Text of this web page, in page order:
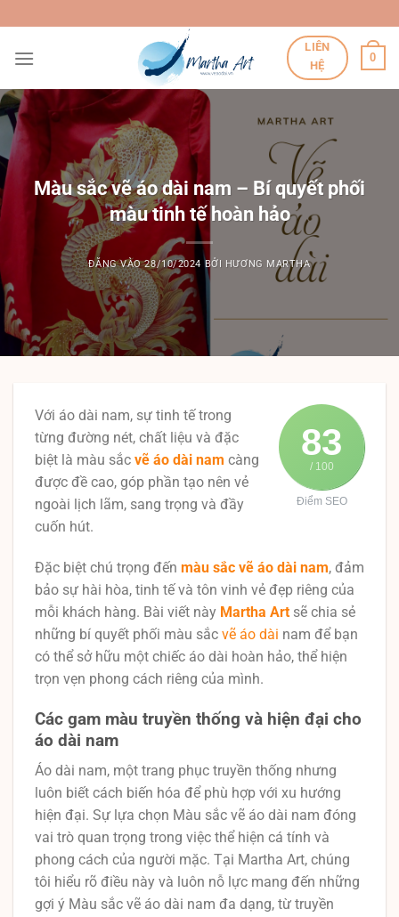
qua
nội
LIÊN
HỆ
0
Màu sắc vẽ áo dài nam – Bí quyết phối
màu tinh tế hoàn hảo
ĐĂNG VÀO28/10/2024 BỞI HƯƠNG MARTHA
83
/ 100
Điểm SEO
Với áo dài nam, sự tinh tế trong
từng đường nét, chất liệu và đặc
biệt là màu sắc vẽ áo dài nam càng
được đề cao, góp phần tạo nên vẻ
ngoài lịch lãm, sang trọng và đầy
cuốn hút.
Đặc biệt chú trọng đến màu sắc vẽ áo dài nam, đảm
bảo sự hài hòa, tinh tế và tôn vinh vẻ đẹp riêng của
mỗi khách hàng. Bài viết này Martha Art sẽ chia sẻ
những bí quyết phối màu sắc vẽ áo dài nam để bạn
có thể sở hữu một chiếc áo dài hoàn hảo, thể hiện
trọn vẹn phong cách riêng của mình.
Các gam màu truyền thống và hiện đại cho
áo dài nam
Áo dài nam, một trang phục truyền thống nhưng
luôn biết cách biến hóa để phù hợp với xu hướng
hiện đại. Sự lựa chọn Màu sắc vẽ áo dài nam đóng
vai trò quan trọng trong việc thể hiện cá tính và
phong cách của người mặc. Tại Martha Art, chúng
tôi hiểu rõ điều này và luôn nỗ lực mang đến những
gợi ý Màu sắc vẽ áo dài nam đa dạng, từ truyền